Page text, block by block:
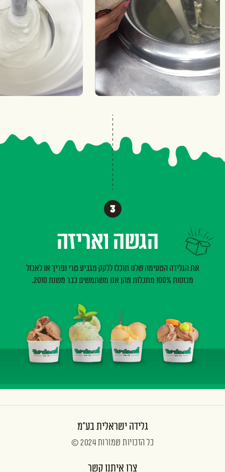
הגשה ואריזה
את הגלידה הטעימה שלנו תוכלו ללקק מגביע טרי ופריך או לאכול
מכוסות 100% מתכלות מהן אנו משתמשים כבר משנת 2010.
גלידה ישראלית בע"מ
כל הזכויות שמורות 2024 ©
צרו איתנו קשר